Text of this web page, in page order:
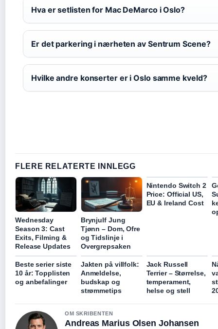
Hva er setlisten for Mac DeMarco i Oslo?
Er det parkering i nærheten av Sentrum Scene?
Hvilke andre konserter er i Oslo samme kveld?
FLERE RELATERTE INNLEGG
Wednesday
Season 3: Cast
Exits, Filming &
Release Updates
Brynjulf Jung
Tjønn – Dom, Ofre
og Tidslinje i
Overgrepsaken
Nintendo Switch 2
Price: Official US,
EU & Ireland Cost
Beste serier siste
10 år: Topplisten
og anbefalinger
Jakten på villfolk:
Anmeldelse,
budskap og
strømmetips
Jack Russell
Terrier – Størrelse,
temperament,
helse og stell
OM SKRIBENTEN
Andreas Marius Olsen Johansen